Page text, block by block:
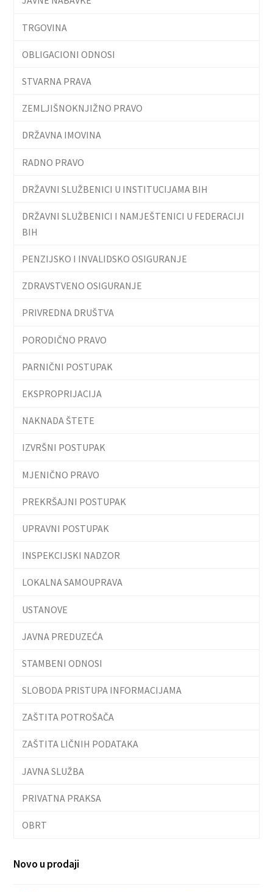
TRGOVINA
OBLIGACIONI ODNOSI
STVARNA PRAVA
ZEMLJIŠNOKNJIŽNO PRAVO
DRŽAVNA IMOVINA
RADNO PRAVO
DRŽAVNI SLUŽBENICI U INSTITUCIJAMA BIH
DRŽAVNI SLUŽBENICI I NAMJEŠTENICI U FEDERACIJI
BIH
PENZIJSKO I INVALIDSKO OSIGURANJE
ZDRAVSTVENO OSIGURANJE
PRIVREDNA DRUŠTVA
PORODIČNO PRAVO
PARNIČNI POSTUPAK
EKSPROPRIJACIJA
NAKNADA ŠTETE
IZVRŠNI POSTUPAK
MJENIČNO PRAVO
PREKRŠAJNI POSTUPAK
UPRAVNI POSTUPAK
INSPEKCIJSKI NADZOR
LOKALNA SAMOUPRAVA
USTANOVE
JAVNA PREDUZEĆA
STAMBENI ODNOSI
SLOBODA PRISTUPA INFORMACIJAMA
ZAŠTITA POTROŠAČA
ZAŠTITA LIČNIH PODATAKA
JAVNA SLUŽBA
PRIVATNA PRAKSA
OBRT
Novo u prodaji